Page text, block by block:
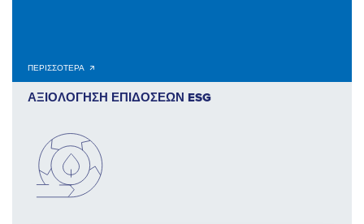
ΠΕΡΙΣΣΟΤΕΡΑ 🡭
ΑΞΙΟΛΟΓΗΣΗ ΕΠΙΔΟΣΕΩΝ ESG